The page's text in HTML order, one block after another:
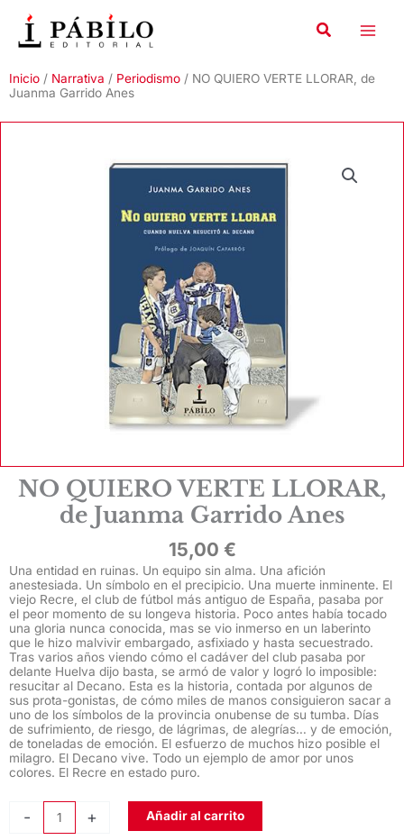
contenido
Inicio / Narrativa / Periodismo / NO QUIERO VERTE LLORAR, de
Juanma Garrido Anes
NO QUIERO VERTE LLORAR,
de Juanma Garrido Anes
15,00 €
Una entidad en ruinas. Un equipo sin alma. Una afición
anestesiada. Un símbolo en el precipicio. Una muerte inminente. El
viejo Recre, el club de fútbol más antiguo de España, pasaba por
el peor momento de su longeva historia. Poco antes había tocado
una gloria nunca conocida, mas se vio inmerso en un laberinto
que le hizo malvivir embargado, asfixiado y hasta secuestrado.
Tras varios años viendo cómo el cadáver del club pasaba por
delante Huelva dijo basta, se armó de valor y logró lo imposible:
resucitar al Decano. Esta es la historia, contada por algunos de
sus prota-gonistas, de cómo miles de manos consiguieron sacar a
uno de los símbolos de la provincia onubense de su tumba. Días
de sufrimiento, de riesgo, de lágrimas, de alegrías… y de emoción,
de toneladas de emoción. El esfuerzo de muchos hizo posible el
milagro. El Decano vive. Todo un ejemplo de amor por unos
colores. El Recre en estado puro.
-
QUIERO
+ Añadir al carrito